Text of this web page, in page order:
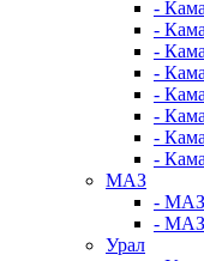
-
-
-
-
-
-
-
-
МАЗ
-
-
Урал